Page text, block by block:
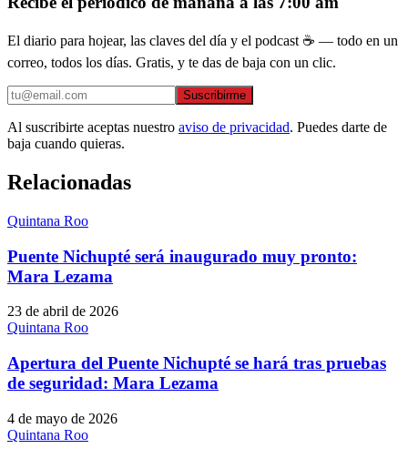
El diario para hojear, las claves del día y el podcast ☕ — todo en un
correo, todos los días. Gratis, y te das de baja con un clic.
Suscribirme
Al suscribirte aceptas nuestro aviso de privacidad. Puedes darte de
baja cuando quieras.
Relacionadas
Quintana Roo
Puente Nichupté será inaugurado muy pronto:
Mara Lezama
23 de abril de 2026
Quintana Roo
Apertura del Puente Nichupté se hará tras pruebas
de seguridad: Mara Lezama
4 de mayo de 2026
Quintana Roo